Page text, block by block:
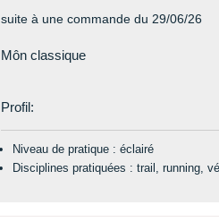
suite à une commande du 29/06/26
Môn classique
Profil:
Niveau de pratique : éclairé
Disciplines pratiquées : trail, running,